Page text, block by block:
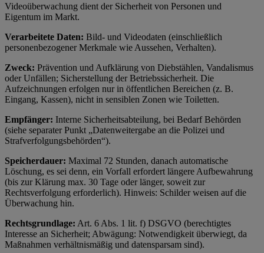
Videoüberwachung dient der Sicherheit von Personen und
Eigentum im Markt.
Verarbeitete Daten: Bild- und Videodaten (einschließlich
personenbezogener Merkmale wie Aussehen, Verhalten).
Zweck: Prävention und Aufklärung von Diebstählen, Vandalismus
oder Unfällen; Sicherstellung der Betriebssicherheit. Die
Aufzeichnungen erfolgen nur in öffentlichen Bereichen (z. B.
Eingang, Kassen), nicht in sensiblen Zonen wie Toiletten.
Empfänger: Interne Sicherheitsabteilung, bei Bedarf Behörden
(siehe separater Punkt „Datenweitergabe an die Polizei und
Strafverfolgungsbehörden“).
Speicherdauer: Maximal 72 Stunden, danach automatische
Löschung, es sei denn, ein Vorfall erfordert längere Aufbewahrung
(bis zur Klärung max. 30 Tage oder länger, soweit zur
Rechtsverfolgung erforderlich). Hinweis: Schilder weisen auf die
Überwachung hin.
Rechtsgrundlage: Art. 6 Abs. 1 lit. f) DSGVO (berechtigtes
Interesse an Sicherheit; Abwägung: Notwendigkeit überwiegt, da
Maßnahmen verhältnismäßig und datensparsam sind).